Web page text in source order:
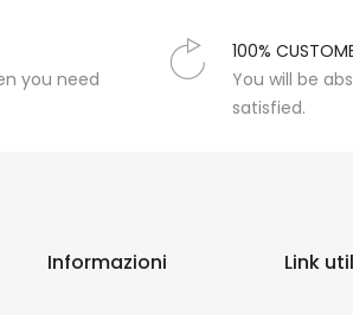
you need
100%
You will be
satisfied.
Informazioni Link